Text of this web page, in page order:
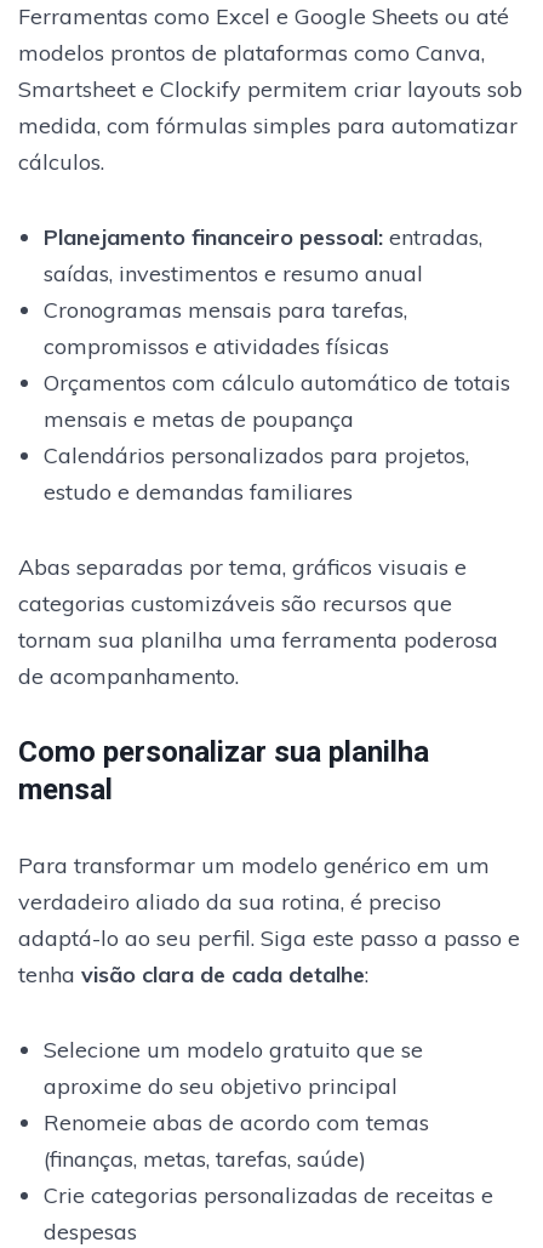
Ferramentas como Excel e Google Sheets ou até
modelos prontos de plataformas como Canva,
Smartsheet e Clockify permitem criar layouts sob
medida, com fórmulas simples para automatizar
cálculos.
Planejamento financeiro pessoal:entradas,
saídas, investimentos e resumo anual
Cronogramas mensais para tarefas,
compromissos e atividades físicas
Orçamentos com cálculo automático de totais
mensais e metas de poupança
Calendários personalizados para projetos,
estudo e demandas familiares
Abas separadas por tema, gráficos visuais e
categorias customizáveis são recursos que
tornam sua planilha uma ferramenta poderosa
de acompanhamento.
Como personalizar sua planilha
mensal
Para transformar um modelo genérico em um
verdadeiro aliado da sua rotina, é preciso
adaptá-lo ao seu perfil. Siga este passo a passo e
tenha visão clara de cada detalhe:
Selecione um modelo gratuito que se
aproxime do seu objetivo principal
Renomeie abas de acordo com temas
(finanças, metas, tarefas, saúde)
Crie categorias personalizadas de receitas e
despesas